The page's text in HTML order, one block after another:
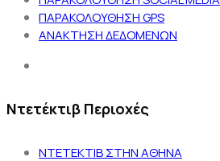
ΠΑΡΑΚΟΛΟΥΘΗΣΗ GPS
ΑΝΑΚΤΗΣΗ ΔΕΔΟΜΕΝΩΝ
Ντετέκτιβ Περιοχές
ΝΤΕΤΕΚΤΙΒ ΣΤΗΝ ΑΘΗΝΑ